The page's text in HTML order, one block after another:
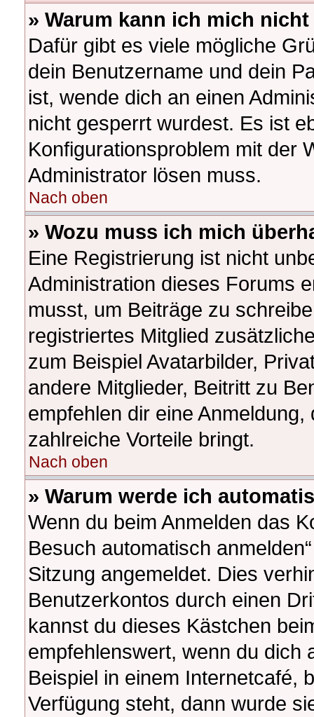
» Warum kann ich mich
Dafür gibt es viele mögliche
dein Benutzername und dein
ist, wende dich an einen
nicht gesperrt wurdest. Es ist
Konfigurationsproblem mit der
Administrator lösen muss.
Nach oben
» Wozu muss ich mich
Eine Registrierung ist nicht
Administration dieses Forums
musst, um Beiträge zu
registriertes Mitglied
zum Beispiel Avatarbilder,
andere Mitglieder, Beitritt zu
empfehlen dir eine
zahlreiche Vorteile bringt.
Nach oben
» Warum werde ich
Wenn du beim Anmelden das
Besuch automatisch
Sitzung angemeldet. Dies
Benutzerkontos durch einen
kannst du dieses Kästchen
empfehlenswert, wenn du dich
Beispiel in einem Internetcafé,
Verfügung steht, dann wurde